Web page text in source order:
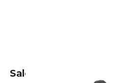
Salomon XA Pro 3D V9